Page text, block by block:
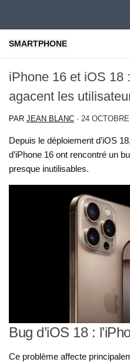
SMARTPHONE
iPhone 16 et iOS 18
agacent les
PAR JEAN BLANC · 24
Depuis le déploiement d’iOS
d’iPhone 16 ont rencontré un
presque inutilisables.
Bug d’iOS 18 :
Ce problème affecte